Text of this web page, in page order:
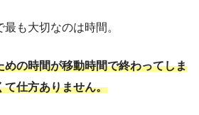
も大切なのは時間。
めの時間が移動時間で終わってしま
仕方ありません。